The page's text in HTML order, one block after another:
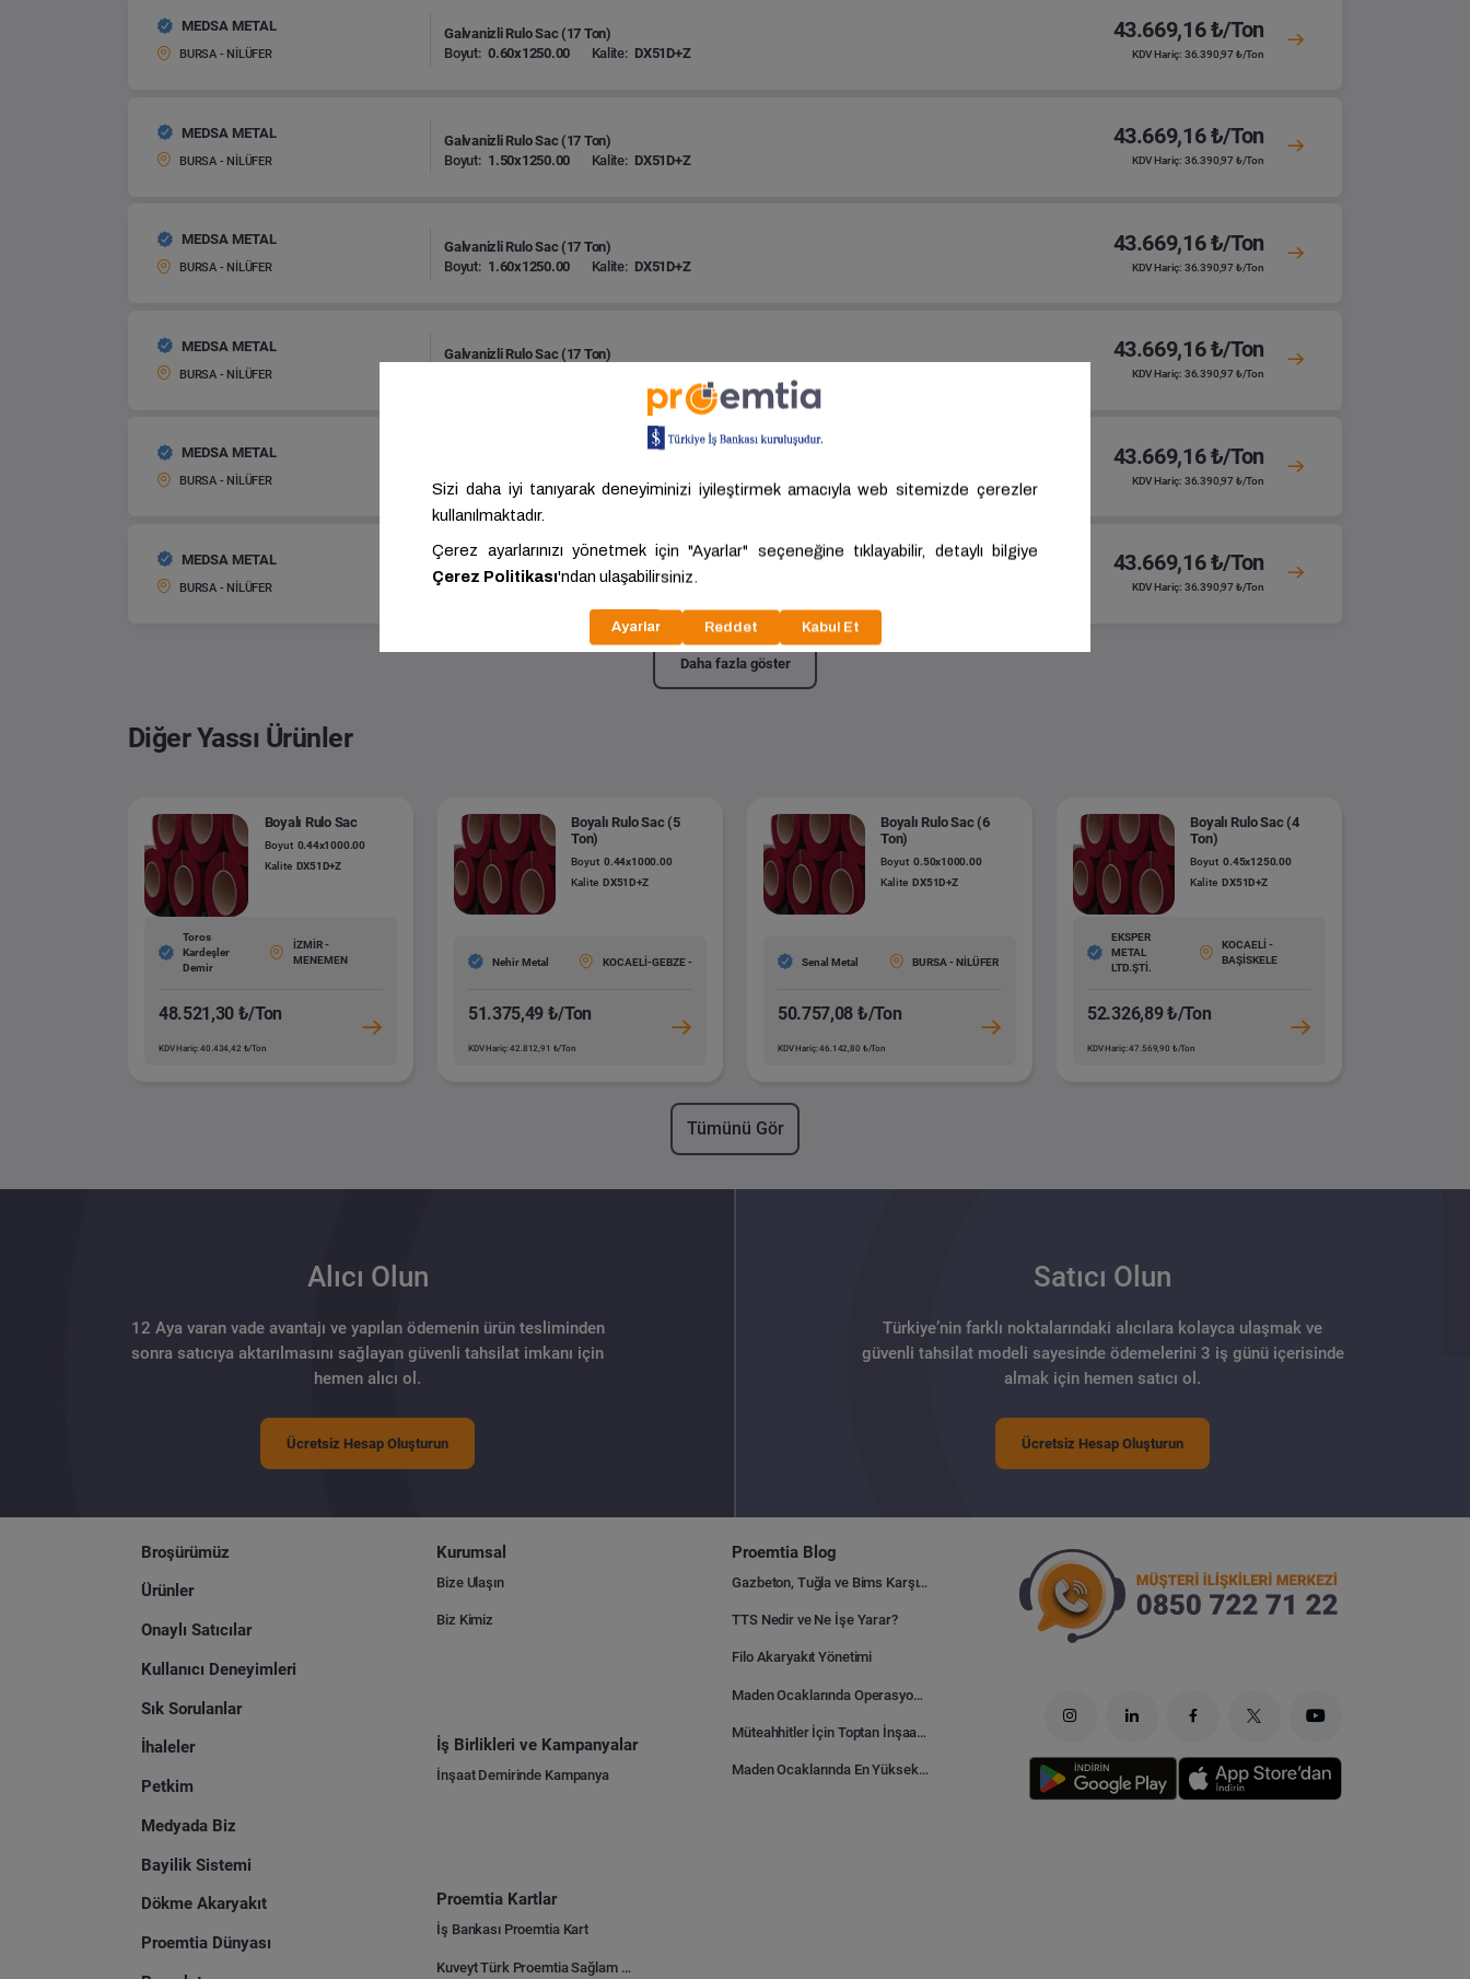
MEDSA METAL
BURSA - NİLÜFER
Galvanizli Rulo Sac (17 Ton)
Boyut: 0.60x1250.00 Kalite: DX51D+Z
43.669,16 ₺/Ton
KDV Hariç: 36.390,97 ₺/Ton
MEDSA METAL
BURSA - NİLÜFER
Galvanizli Rulo Sac (17 Ton)
Boyut: 1.50x1250.00 Kalite: DX51D+Z
43.669,16 ₺/Ton
KDV Hariç: 36.390,97 ₺/Ton
MEDSA METAL
BURSA - NİLÜFER
Galvanizli Rulo Sac (17 Ton)
Boyut: 1.60x1250.00 Kalite: DX51D+Z
43.669,16 ₺/Ton
KDV Hariç: 36.390,97 ₺/Ton
MEDSA METAL
BURSA - NİLÜFER
Galvanizli Rulo Sac (17 Ton)
43.669,16 ₺/Ton
KDV Hariç: 36.390,97 ₺/Ton
MEDSA METAL
BURSA - NİLÜFER
Boyut:
2.00x1250.00 Kalite: DX51D+Z
43.669,16 ₺/Ton
KDV Hariç: 36.390,97 ₺/Ton
MEDSA METAL
BURSA - NİLÜFER
Galvanizli Rulo Sac (17 Ton)
Boyut:
0.80x1250.00 Kalite: DX51D+Z
43.669,16 ₺/Ton
KDV Hariç: 36.390,97 ₺/Ton
Daha fazla göster
Diğer Yassı Ürünler
Boyalı Rulo Sac
Boyut 0.44x1000.00
Kalite DX51D+Z
Toros
Kardeşler
Demir
İZMİR -
MENEMEN
48.521,30 ₺/Ton
KDV Hariç: 40.434,42 ₺/Ton
Boyalı Rulo Sac (5
Ton)
Boyut 0.44x1000.00
Kalite DX51D+Z
Nehir Metal KOCAELİ-GEBZE -
51.375,49 ₺/Ton
KDV Hariç: 42.812,91 ₺/Ton
Boyalı Rulo Sac (6
Ton)
Boyut 0.50x1000.00
Kalite DX51D+Z
Senal Metal BURSA - NİLÜFER
50.757,08 ₺/Ton
KDV Hariç: 46.142,80 ₺/Ton
Boyalı Rulo Sac (4
Ton)
Boyut 0.45x1250.00
Kalite DX51D+Z
EKSPER
METAL
LTD.ŞTİ.
KOCAELİ -
BAŞİSKELE
52.326,89 ₺/Ton
KDV Hariç: 47.569,90 ₺/Ton
Tümünü Gör
Alıcı Olun
12 Aya varan vade avantajı ve yapılan ödemenin ürün tesliminden
sonra satıcıya aktarılmasını sağlayan güvenli tahsilat imkanı için
hemen alıcı ol.
Ücretsiz Hesap Oluşturun
Satıcı Olun
Türkiye’nin farklı noktalarındaki alıcılara kolayca ulaşmak ve
güvenli tahsilat modeli sayesinde ödemelerini 3 iş günü içerisinde
almak için hemen satıcı ol.
Ücretsiz Hesap Oluşturun
Broşürümüz
Ürünler
Onaylı Satıcılar
Kullanıcı Deneyimleri
Sık Sorulanlar
İhaleler
Petkim
Medyada Biz
Bayilik Sistemi
Dökme Akaryakıt
Proemtia Dünyası
Kurumsal
Bize Ulaşın
Biz Kimiz
İş Birlikleri ve Kampanyalar
İnşaat Demirinde Kampanya
Proemtia Kartlar
İş Bankası Proemtia Kart
Kuveyt Türk Proemtia Sağlam Bayi Kart
Proemtia Blog
Gazbeton, Tuğla ve Bims Karşılaştırması: Hangisi Daha Avantajlı?
TTS Nedir ve Ne İşe Yarar?
Filo Akaryakıt Yönetimi
Maden Ocaklarında Operasyonel Verimlilik Nasıl Arttırılır?
Müteahhitler İçin Toptan İnşaat Malzemesi Satın Alma Rehberi
Maden Ocaklarında En Yüksek Gider Kalemleri Nelerdir?